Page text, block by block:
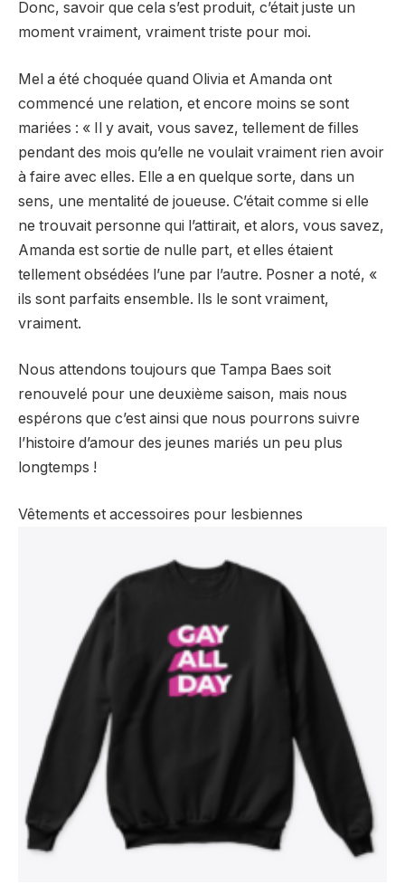
Donc, savoir que cela s’est produit, c’était juste un
moment vraiment, vraiment triste pour moi.
Mel a été choquée quand Olivia et Amanda ont
commencé une relation, et encore moins se sont
mariées : « Il y avait, vous savez, tellement de filles
pendant des mois qu’elle ne voulait vraiment rien avoir
à faire avec elles. Elle a en quelque sorte, dans un
sens, une mentalité de joueuse. C’était comme si elle
ne trouvait personne qui l’attirait, et alors, vous savez,
Amanda est sortie de nulle part, et elles étaient
tellement obsédées l’une par l’autre. Posner a noté, «
ils sont parfaits ensemble. Ils le sont vraiment,
vraiment.
Nous attendons toujours que Tampa Baes soit
renouvelé pour une deuxième saison, mais nous
espérons que c’est ainsi que nous pourrons suivre
l’histoire d’amour des jeunes mariés un peu plus
longtemps !
Vêtements et accessoires pour lesbiennes